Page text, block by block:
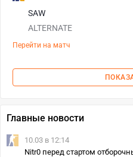
SAW
ALTERNATE
Перейти на матч
Главные новости
10.03 в 12:14
Nitr0 перед стартом